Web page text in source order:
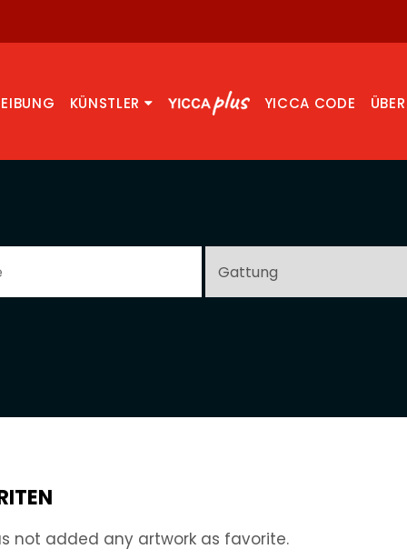
KÜNSTLER YICCA CODE
not added any artwork as favorite.